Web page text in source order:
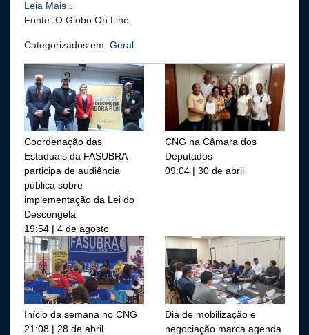
Leia Mais…
Fonte: O Globo On Line
Categorizados em: Geral
Coordenação das
Estaduais da FASUBRA
participa de audiência
pública sobre
implementação da Lei do
Descongela
19:54 | 4 de agosto
CNG na Câmara dos
Deputados
09:04 | 30 de abril
Início da semana no CNG
21:08 | 28 de abril
Dia de mobilização e
negociação marca agenda